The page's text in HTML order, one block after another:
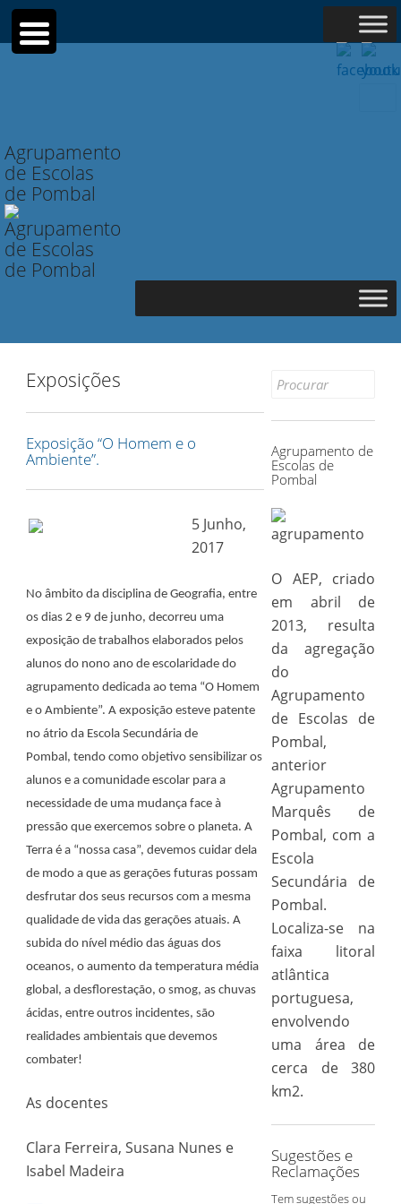
Agrupamento
de Escolas
de Pombal
Exposições
Exposição “O Homem e o
Ambiente”.
5 Junho,
2017
No âmbito da disciplina de Geografia, entre
os dias 2 e 9 de junho, decorreu uma
exposição de trabalhos elaborados pelos
alunos do nono ano de escolaridade do
agrupamento dedicada ao tema “O Homem
e o Ambiente”. A exposição esteve patente
no átrio da Escola Secundária de
Pombal, tendo como objetivo sensibilizar os
alunos e a comunidade escolar para a
necessidade de uma mudança face à
pressão que exercemos sobre o planeta. A
Terra é a “nossa casa”, devemos cuidar dela
de modo a que as gerações futuras possam
desfrutar dos seus recursos com a mesma
qualidade de vida das gerações atuais. A
subida do nível médio das águas dos
oceanos, o aumento da temperatura média
global, a desflorestação, o smog, as chuvas
ácidas, entre outros incidentes, são
realidades ambientais que devemos
combater!
As docentes
Clara Ferreira, Susana Nunes e
Isabel Madeira
Search
Agrupamento de
Escolas de
Pombal
O AEP, criado
em abril de
2013, resulta
da agregação
do
Agrupamento
de Escolas de
Pombal,
anterior
Agrupamento
Marquês de
Pombal, com a
Escola
Secundária de
Pombal.
Localiza-se na
faixa litoral
atlântica
portuguesa,
envolvendo
uma área de
cerca de 380
km2.
Sugestões e
Reclamações
Tem sugestões ou